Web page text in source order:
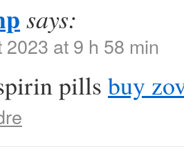
says:
2023 at 9 h 58 min
pills buy